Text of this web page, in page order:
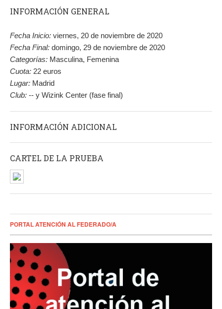
INFORMACIÓN GENERAL
Fecha Inicio: viernes, 20 de noviembre de 2020
Fecha Final: domingo, 29 de noviembre de 2020
Categorías: Masculina, Femenina
Cuota: 22 euros
Lugar: Madrid
Club: -- y Wizink Center (fase final)
INFORMACIÓN ADICIONAL
CARTEL DE LA PRUEBA
PORTAL ATENCIÓN AL FEDERADO/A